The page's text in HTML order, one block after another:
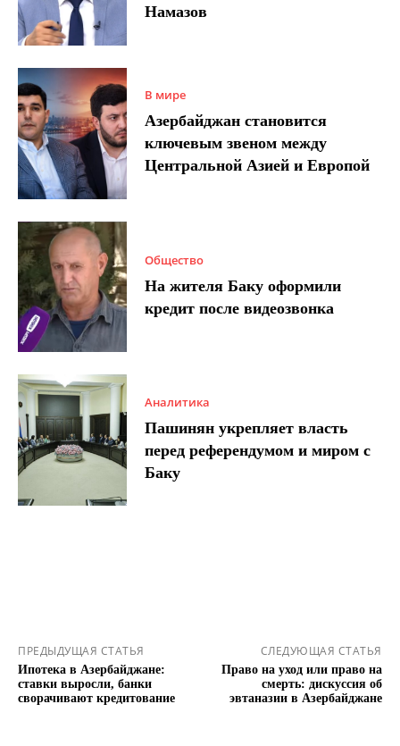
Намазов
В мире
Азербайджан становится
ключевым звеном между
Центральной Азией и Европой
Общество
На жителя Баку оформили
кредит после видеозвонка
Аналитика
Пашинян укрепляет власть
перед референдумом и миром с
Баку
ПРЕДЫДУЩАЯ СТАТЬЯ
Ипотека в Азербайджане:
ставки выросли, банки
сворачивают кредитование
СЛЕДУЮЩАЯ СТАТЬЯ
Право на уход или право на
смерть: дискуссия об
эвтаназии в Азербайджане